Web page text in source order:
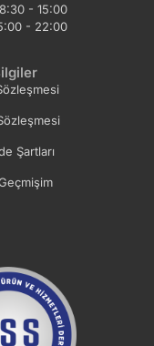
Su Seviye
Contası
Radyatörü
Termostat
Gövdesi
- 15:00
- 22:00
Şartları